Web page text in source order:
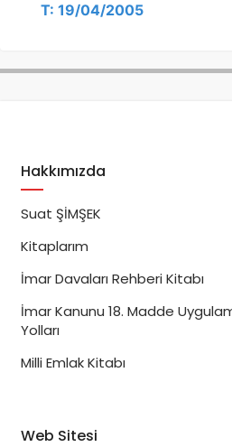
T: 19/04/2005
Hakkımızda
Suat ŞİMŞEK
Kitaplarım
İmar Davaları Rehberi Kitabı
İmar Kanunu 18. Madde
Yolları
Milli Emlak Kitabı
Web Sitesi